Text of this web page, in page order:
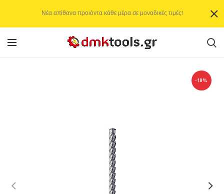
-18%
Νέα απίθανα προιόντα κάθε μέρα σε μοναδικές τιμές!